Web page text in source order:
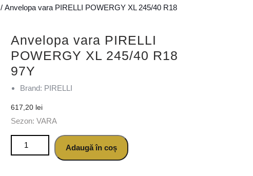
/ Anvelopa vara PIRELLI POWERGY XL 245/40 R18
Anvelopa vara PIRELLI
POWERGY XL 245/40 R18
97Y
Brand: PIRELLI
617,20 lei
Sezon: VARA
Cantitate Anvelopa vara PIRELLI POWERGY XL 245/40 R18 97Y
Adaugă în coș